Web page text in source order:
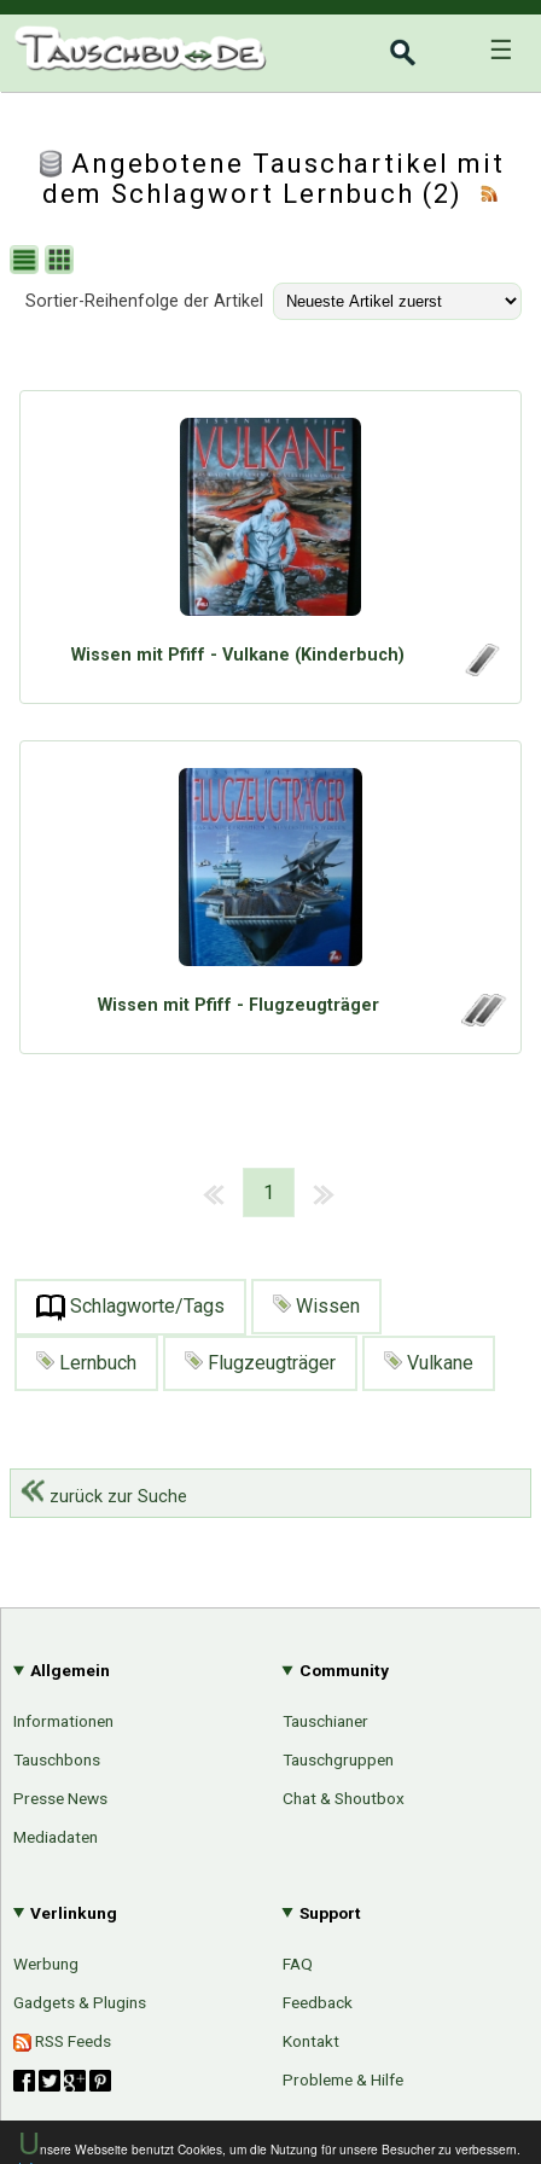
Unsere Webseite benutzt Cookies, um die Nutzung für unsere Besucher zu verbessern.
☰
Angebotene Tauschartikel mit
dem Schlagwort Lernbuch (2)
Sortier-Reihenfolge der Artikel
Wissen mit Pfiff - Vulkane (Kinderbuch)
Wissen mit Pfiff - Flugzeugträger
1
Schlagworte/Tags Wissen
Lernbuch Flugzeugträger Vulkane
zurück zur Suche
Allgemein
Informationen
Tauschbons
Presse News
Mediadaten
Community
Tauschianer
Tauschgruppen
Chat & Shoutbox
Verlinkung
Werbung
Gadgets & Plugins
RSS Feeds
Support
FAQ
Feedback
Kontakt
Probleme & Hilfe